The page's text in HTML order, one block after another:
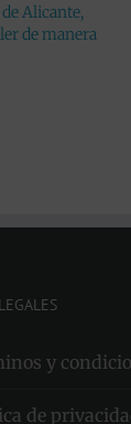
Alicante,
de manera
y
de